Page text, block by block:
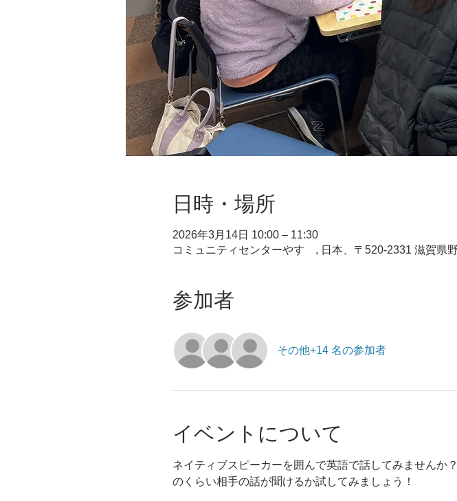
日時・場所
2026年3月14日 10:00 – 11:30
コミュニティセンターやす , 日本、〒520-2331 滋賀県
参加者
その他+14 名の参加者
イベントについて
ネイティブスピーカーを囲んで英語で話してみませんか
のくらい相手の話が聞けるか試してみましょう！